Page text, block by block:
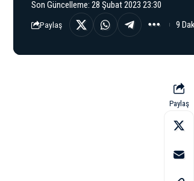
Son Güncelleme: 28 Şubat 2023 23:30
Paylaş 9
Paylaş